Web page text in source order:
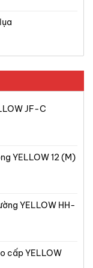
JF-C
YELLOW 12 (M)
YELLOW HH-
cấp YELLOW